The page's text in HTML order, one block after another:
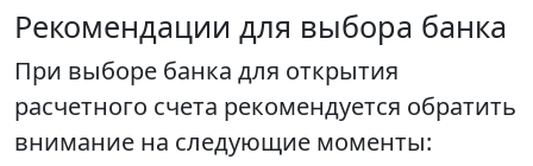
Рекомендации для выбора банка
При выборе банка для открытия
расчетного счета рекомендуется обратить
внимание на следующие моменты: